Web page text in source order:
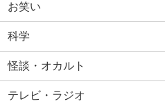
お笑い
科学
怪談・オカルト
テレビ・ラジオ